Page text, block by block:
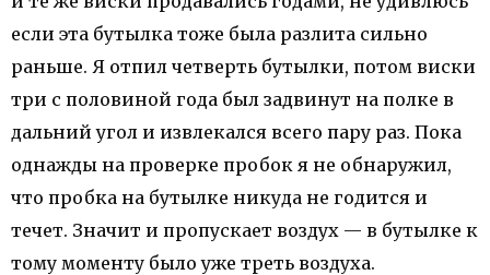
если эта бутылка тоже была разлита сильно
раньше. Я отпил четверть бутылки, потом виски
три с половиной года был задвинут на полке в
дальний угол и извлекался всего пару раз. Пока
однажды на проверке пробок я не обнаружил,
что пробка на бутылке никуда не годится и
течет. Значит и пропускает воздух — в бутылке к
тому моменту было уже треть воздуха.